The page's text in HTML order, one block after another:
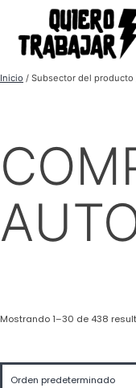
Inicio / Subsector del producto
Mostrando 1–30 de 438